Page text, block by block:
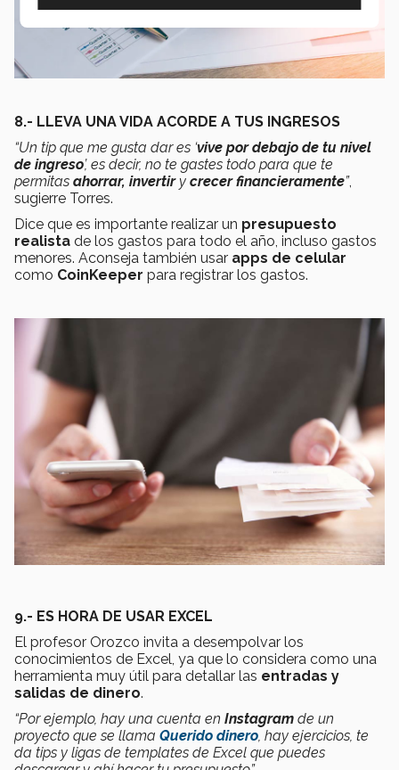
8.- LLEVA UNA VIDA ACORDE A TUS INGRESOS
“Un tip que me gusta dar es ‘vive por debajo de tu nivel
de ingreso’, es decir, no te gastes todo para que te
permitas ahorrar, invertiry crecer financieramente”,
sugierre Torres.
Dice que es importante realizar un presupuesto
realista de los gastos para todo el año, incluso gastos
menores. Aconseja también usar apps de celular
como CoinKeeper para registrar los gastos.
9.- ES HORA DE USAR EXCEL
El profesor Orozco invita a desempolvar los
conocimientos de Excel, ya que lo considera como una
herramienta muy útil para detallar las entradas y
salidas de dinero.
“Por ejemplo, hay una cuenta en Instagram de un
proyecto que se llama Querido dinero, hay ejercicios, te
da tips y ligas de templates de Excel que puedes